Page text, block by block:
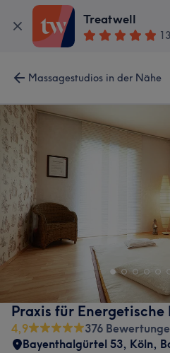
Treatwell
Massagestudios in der Nähe
Praxis für
4,9
376
Bayenthalgürtel 53, Köln,